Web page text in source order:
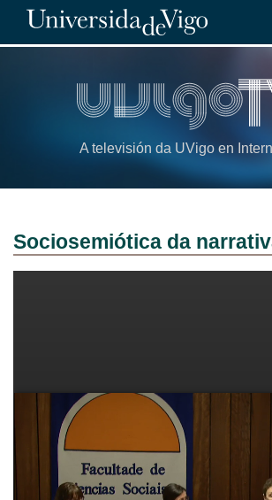
A televisión da UVigo en
Sociosemiótica da